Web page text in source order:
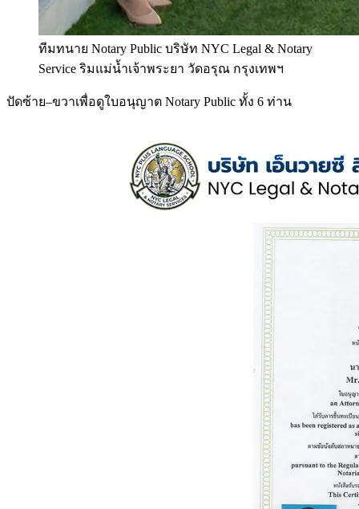
ทีมทนาย Notary Public บริษัท NYC Legal & Notary
Service ริมแม่น้ำเจ้าพระยา วัดอรุณ กรุงเทพฯ
ปัดซ้าย–ขวาเพื่อดูใบอนุญาต Notary Public ทั้ง 6 ท่าน